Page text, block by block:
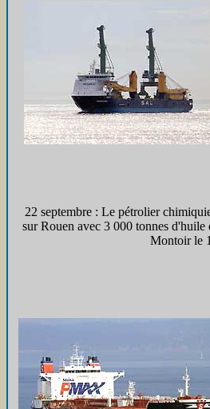
22 septembre : Le pétrolier
sur Rouen avec 3 000 tonnes
Montoir le